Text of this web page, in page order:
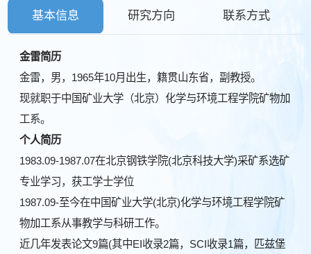
基本信息 研究方向 联系方式
金雷简历
金雷，男，1965年10月出生，籍贯山东省，副教授。
现就职于中国矿业大学（北京）化学与环境工程学院矿物加
工系。
个人简历
1983.09-1987.07在北京钢铁学院(北京科技大学)采矿系选矿
专业学习，获工学士学位
1987.09-至今在中国矿业大学(北京)化学与环境工程学院矿
物加工系从事教学与科研工作。
近几年发表论文9篇(其中EI收录2篇，SCI收录1篇，匹兹堡